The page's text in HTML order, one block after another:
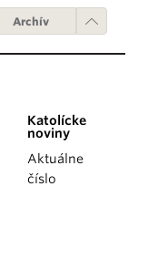
Archív
Katolícke
noviny
Aktuálne
číslo